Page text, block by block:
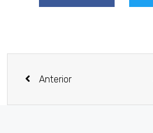
Anterior